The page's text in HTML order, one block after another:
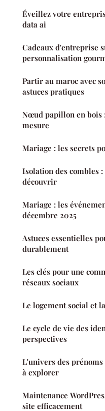
Éveillez votre
data ai
Cadeaux d'entreprise
personnalisation
Partir au maroc avec
astuces pratiques
Nœud papillon en bois
mesure
Mariage : les secrets
Isolation des combles :
découvrir
Mariage : les
décembre 2025
Astuces essentielles
durablement
Les clés pour une
réseaux sociaux
Le logement social et
Le cycle de vie des
perspectives
L'univers des
à explorer
Maintenance
site efficacement